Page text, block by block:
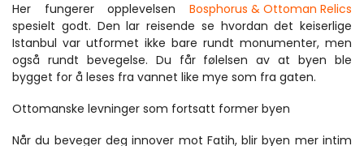
Her fungerer opplevelsen Bosphorus & Ottoman Relics
spesielt godt. Den lar reisende se hvordan det keiserlige
Istanbul var utformet ikke bare rundt monumenter, men
også rundt bevegelse. Du får følelsen av at byen ble
bygget for å leses fra vannet like mye som fra gaten.
Ottomanske levninger som fortsatt former byen
Når du beveger deg innover mot Fatih, blir byen mer intim